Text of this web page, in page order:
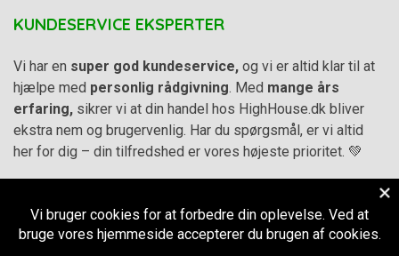
KUNDESERVICE EKSPERTER
Vi har en super god kundeservice, og vi er altid klar til at
hjælpe med personlig rådgivning . Med mange års
erfaring, sikrer vi at din handel hos HighHouse.dk bliver
ekstra nem og brugervenlig. Har du spørgsmål, er vi altid
her for dig – din tilfredshed er vores højeste prioritet. 💚